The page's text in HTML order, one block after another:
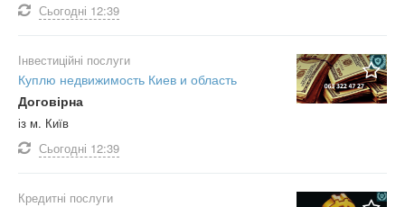
Сьогодні 12:39
Інвестиційні послуги
Куплю недвижимость Киев и область
Договірна
із м. Київ
Сьогодні 12:39
Кредитні послуги